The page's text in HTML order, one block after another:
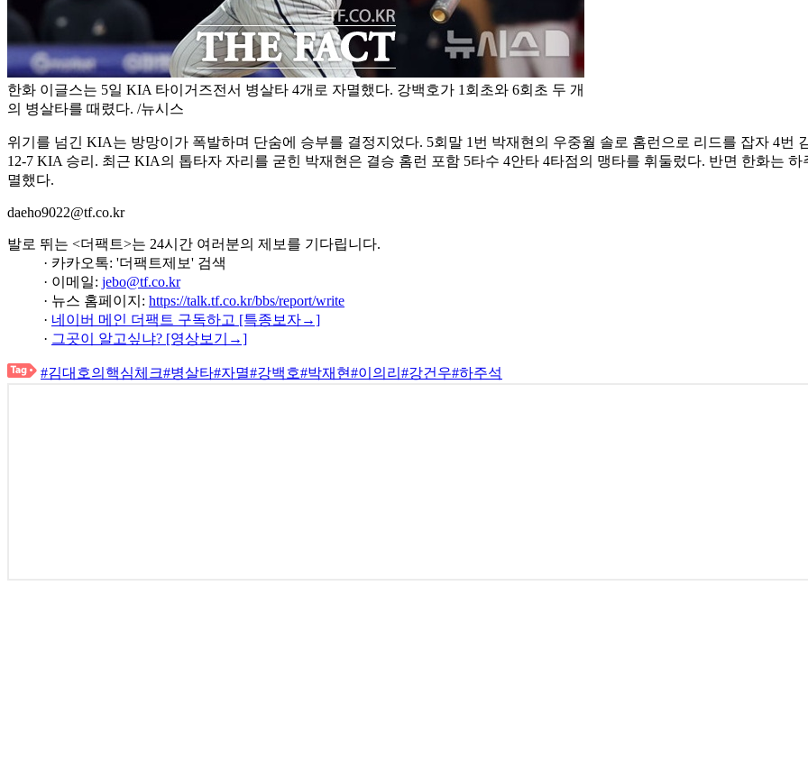
한화 이글스는 5일 KIA 타이거즈전서 병살타 4개로 자멸했다. 강백호가 1회초와 6회초 두 개
의 병살타를 때렸다. /뉴시스
위기를 넘긴 KIA는 방망이가 폭발하며 단숨에 승부를 결정지었다. 5회말 1번 박재현의 우중월 솔로 홈런으로 리드를 잡자 4번
12-7 KIA 승리. 최근 KIA의 톱타자 자리를 굳힌 박재현은 결승 홈런 포함 5타수 4안타 4타점의 맹타를 휘둘렀다. 반면 한화는
멸했다.
daeho9022@tf.co.kr
발로 뛰는 <더팩트>는 24시간 여러분의 제보를 기다립니다.
· 카카오톡: '더팩트제보' 검색
· 이메일: jebo@tf.co.kr
· 뉴스 홈페이지: https://talk.tf.co.kr/bbs/report/write
· 네이버 메인 더팩트 구독하고 [특종보자→]
· 그곳이 알고싶냐? [영상보기→]
#김대호의핵심체크#병살타#자멸#강백호#박재현#이의리 #강건우#하주석